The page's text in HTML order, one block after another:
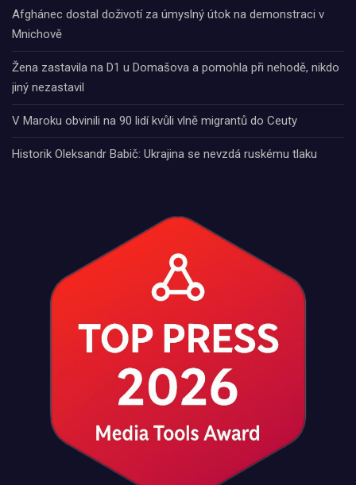
Afghánec dostal doživotí za úmyslný útok na demonstraci v
Mnichově
Žena zastavila na D1 u Domašova a pomohla při nehodě, nikdo
jiný nezastavil
V Maroku obvinili na 90 lidí kvůli vlně migrantů do Ceuty
Historik Oleksandr Babič: Ukrajina se nevzdá ruskému tlaku